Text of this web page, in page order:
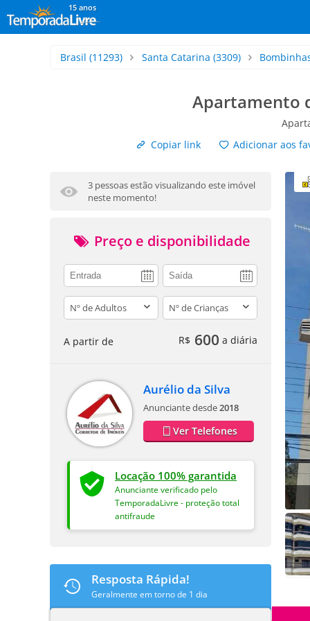
15 anos
Brasil (11293) Santa Catarina (3309)
Apartamento
Copiar link
Adicionar aos
3 pessoas estão visualizando este imóvel
neste momento!
Preço e disponibilidade
adults children
A partir de R$ 600 a diária
Aurélio da Silva
Anunciante desde2018
Ver Telefones
Locação 100% garantida
Anunciante verificado pelo
TemporadaLivre - proteção total
antifraude
Resposta Rápida!
Geralmente em torno de 1 dia